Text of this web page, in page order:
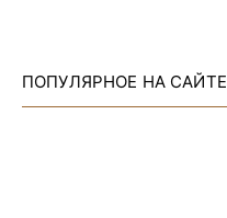
ПОПУЛЯРНОЕ НА САЙТЕ